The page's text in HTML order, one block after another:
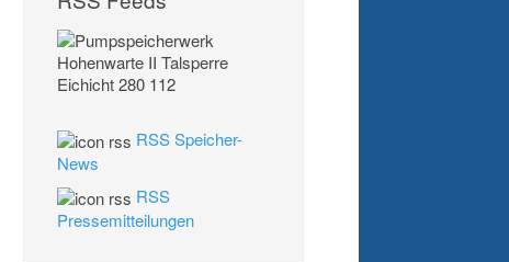
RSS Speicher-
News
RSS
Pressemitteilungen